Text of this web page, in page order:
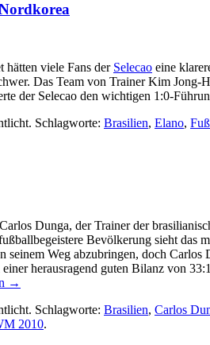
hätten viele Fans der Selecao eine
Das Team von Trainer Kim Jong-
der Selecao den wichtigen 1:0-
Schlagworte: Brasilien, Elano,
Dunga, der Trainer der
Bevölkerung sieht
Weg abzubringen, doch
herausragend guten Bilanz von
→
Schlagworte: Brasilien, Carlos
2010.